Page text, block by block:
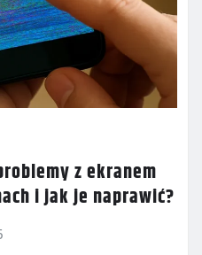
z ekranem
i jak je naprawić?